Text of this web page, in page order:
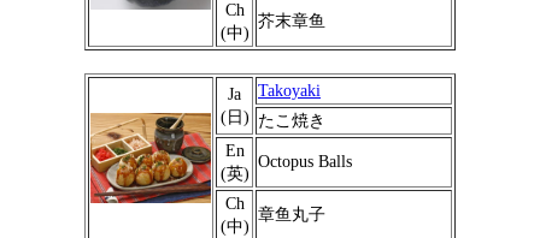
Ch
(中)
芥末章鱼
Ja
(日)
Takoyaki
たこ焼き
En
(英)
Octopus Balls
Ch
(中)
章鱼丸子